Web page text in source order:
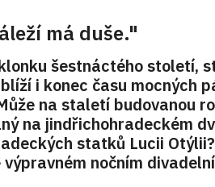
má duše."
šestnáctého století,
i konec času mocných
na staletí budovanou
na jindřichohradeckém
statků Lucii
nočním